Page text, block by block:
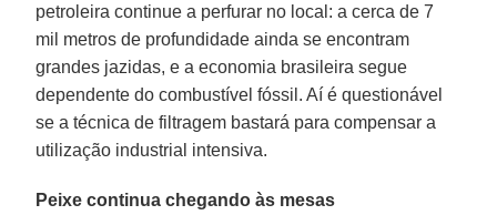
petroleira continue a perfurar no local: a cerca de 7
mil metros de profundidade ainda se encontram
grandes jazidas, e a economia brasileira segue
dependente do combustível fóssil. Aí é questionável
se a técnica de filtragem bastará para compensar a
utilização industrial intensiva.
Peixe continua chegando às mesas